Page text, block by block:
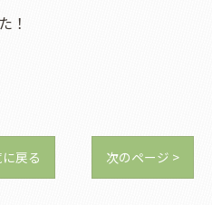
！
戻る 次のページ >